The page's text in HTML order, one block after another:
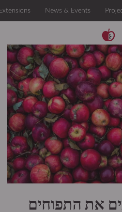
את התפוחים